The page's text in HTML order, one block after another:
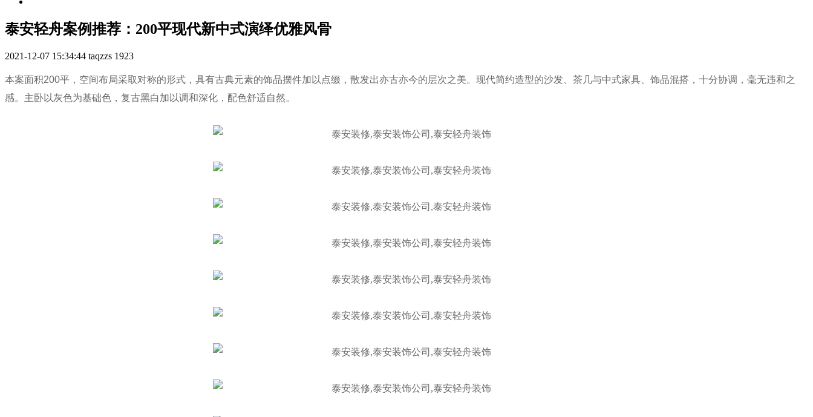
泰安轻舟案例推荐：200平现代新中式演绎优雅风骨
2021-12-07 15:34:44 taqzzs 1923
本案面积200平，空间布局采取对称的形式，具有古典元素的饰品摆件加以点缀，散发出亦古亦今的层次之美。现代简约造型的沙发、茶几与中式家具、饰品混搭，十分协调，毫无违和之
感。主卧以灰色为基础色，复古黑白加以调和深化，配色舒适自然。